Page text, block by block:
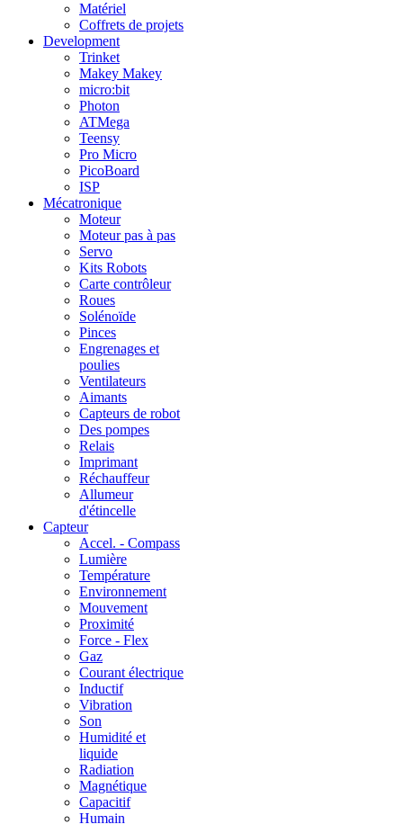
Matériel
Coffrets de projets
Development
Trinket
Makey Makey
micro:bit
Photon
ATMega
Teensy
Pro Micro
PicoBoard
ISP
Mécatronique
Moteur
Moteur pas à pas
Servo
Kits Robots
Carte contrôleur
Roues
Solénoïde
Pinces
Engrenages et
poulies
Ventilateurs
Aimants
Capteurs de robot
Des pompes
Relais
Imprimant
Réchauffeur
Allumeur
d'étincelle
Capteur
Accel. - Compass
Lumière
Température
Environnement
Mouvement
Proximité
Force - Flex
Gaz
Courant électrique
Inductif
Vibration
Son
Humidité et
liquide
Radiation
Magnétique
Capacitif
Humain